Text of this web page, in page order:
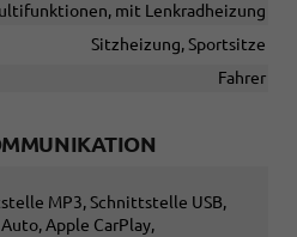
mit Lenkradheizung
Sitzheizung, Sportsitze
Fahrer
MP3, Schnittstelle USB,
Apple CarPlay,